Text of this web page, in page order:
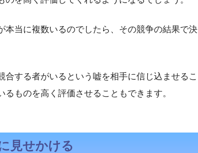
本当に複数いるのでしたら、その競争の結果で決
する者がいるという嘘を相手に信じ込ませるこ
ものを高く評価させることもできます。
見せかける